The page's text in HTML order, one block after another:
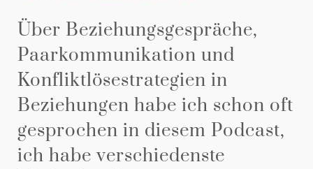
Über Beziehungsgespräche,
Paarkommunikation und
Konfliktlösestrategien in
Beziehungen habe ich schon oft
gesprochen in diesem Podcast,
ich habe verschiedenste